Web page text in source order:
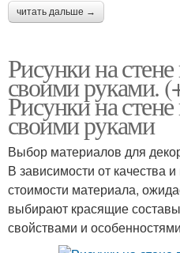
читать дальше →
Рисунки на
своими руками.
Рисунки на
своими руками
Выбор материалов для
В зависимости от качества
стоимости материала,
выбирают красящие
свойствами и